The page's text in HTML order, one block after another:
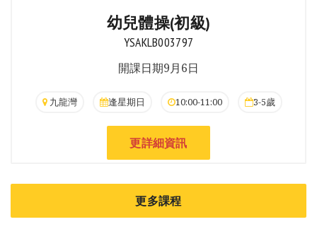
幼兒體操(初級)
YSAKLB003797
開課日期9月6日
九龍灣 逢星期日 10:00-11:00 3-5歲
更詳細資訊
更多課程